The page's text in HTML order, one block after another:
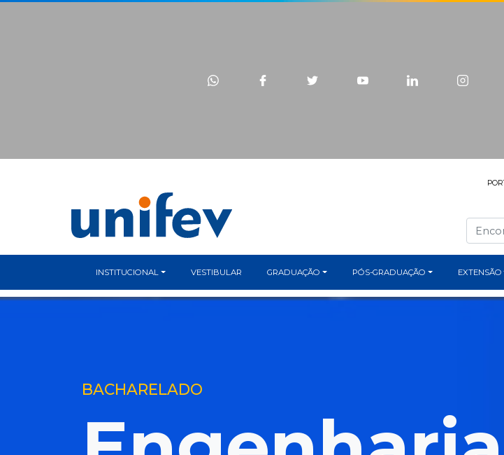
INSTITUCIONAL VESTIBULAR GRADUAÇÃO PÓS-GRADUAÇÃO EXTENSÃO
BACHARELADO